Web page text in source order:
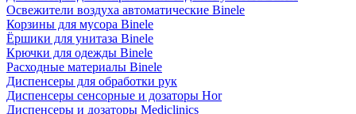
Освежители воздуха автоматические Binele
Корзины для мусора Binele
Ёршики для унитаза Binele
Крючки для одежды Binele
Расходные материалы Binele
Диспенсеры для обработки рук
Диспенсеры сенсорные и дозаторы Hor
Диспенсеры и дозаторы Mediclinics